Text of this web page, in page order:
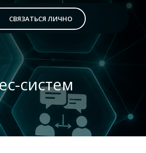
СВЯЗАТЬСЯ ЛИЧНО
систем